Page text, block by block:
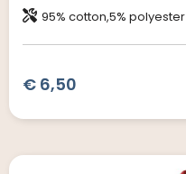
95% cotton,5% polyester
€ 6,50